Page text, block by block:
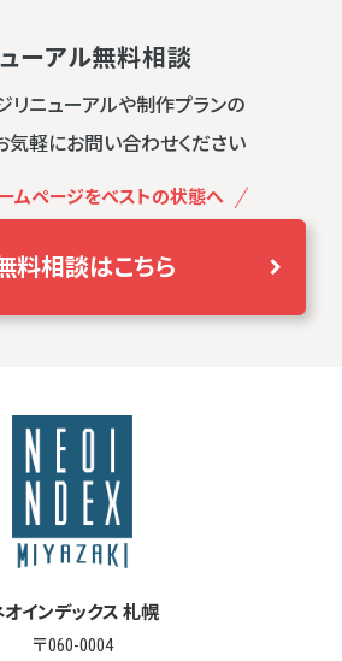
ーアル無料相談
リニューアルや制作プランの
気軽にお問い合わせください
ムページをベストの状態へ
料相談はこちら
オインデックス 札幌
〒060-0004